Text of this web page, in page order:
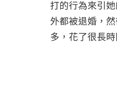
打的行為來引
外都被退婚，
多，花了很長